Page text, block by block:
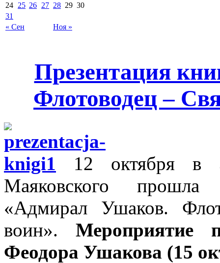
« Сен Ноя »
24 25 26 27 28 29 30
31
Презентация
Флотоводец –
12 октября в
Маяковского прошла
«Адмирал Ушаков.
воин».Мероприятие
Феодора Ушакова (15